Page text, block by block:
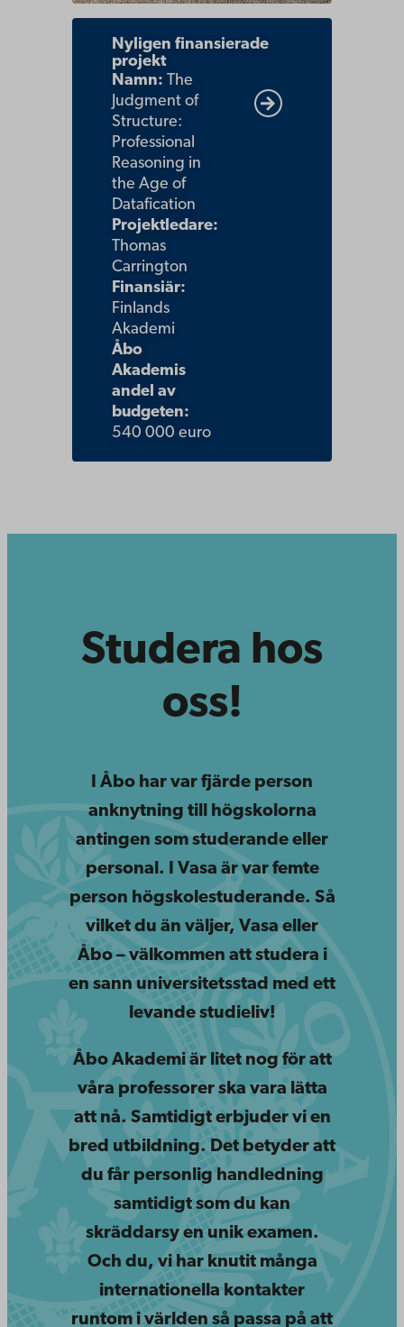
Nyligen finansierade
projekt
Namn: The
Judgment of
Structure:
Professional
Reasoning in
the Age of
Datafication
Projektledare:
Thomas
Carrington
Finansiär:
Finlands
Akademi
Åbo
Akademis
andel av
budgeten:
540 000 euro
nyligen
finansierat
projekt.
Studera hos
oss!
I Åbo har var fjärde person
anknytning till högskolorna
antingen som studerande eller
personal. I Vasa är var femte
person högskolestuderande. Så
vilket du än väljer, Vasa eller
Åbo – välkommen att studera i
en sann universitetsstad med ett
levande studieliv!
Åbo Akademi är litet nog för att
våra professorer ska vara lätta
att nå. Samtidigt erbjuder vi en
bred utbildning. Det betyder att
du får personlig handledning
samtidigt som du kan
skräddarsy en unik examen.
Och du, vi har knutit många
internationella kontakter
runtom i världen så passa på att